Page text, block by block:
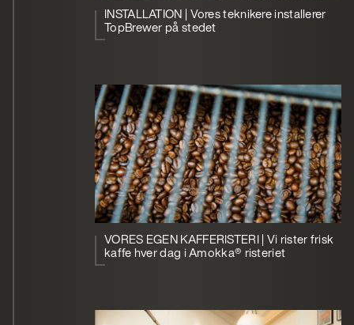
INSTALLATION | Vores teknikere installerer
TopBrewer på stedet
VORES EGEN KAFFERISTERI | Vi rister frisk
kaffe hver dag i Amokka® risteriet